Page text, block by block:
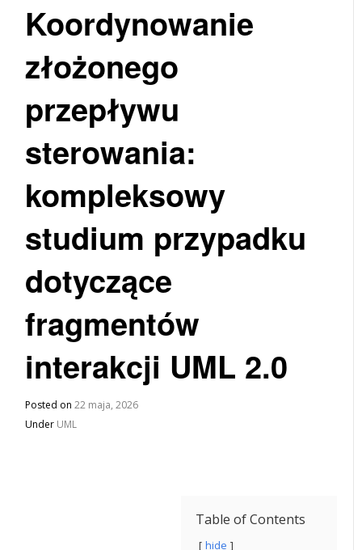
Koordynowanie
złożonego
przepływu
sterowania:
kompleksowy
studium przypadku
dotyczące
fragmentów
interakcji UML 2.0
Posted on22 maja, 2026
Under UML
Table of Contents
hide